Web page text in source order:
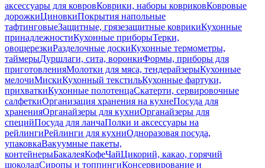
аксессуары для ковровКоврики, наборы ковриковКовровые
дорожкиЦиновкиПокрытия напольные
тафтинговыеЗащитные, грязезащитные коврикиКухонные
принадлежностиКухонные приборыТерки,
овощерезкиРазделочные доскиКухонные термометры,
таймерыДуршлаги, сита, воронкиФормы, приборы для
приготовленияМолотки для мяса, тендерайзерыКухонные
мелочиМискиКухонный текстильКухонные фартуки,
прихваткиКухонные полотенцаСкатерти, сервировочные
салфеткиОрганизация хранения на кухнеПосуда для
храненияОрганайзеры для кухниОрганайзеры для
специйПосуда для ланчаПолки и аксессуары на
рейлингиРейлинги для кухниОдноразовая посуда,
упаковкаВакуумные пакеты,
контейнерыБакалеяКофеЧайЦикорий, какао, горячий
шоколадСиропы и топпингиКонсервирование и